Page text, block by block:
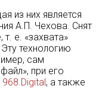
из них является
А.П. Чехова. Снят
е. «захвата»
технологию
сам
при его
, а также